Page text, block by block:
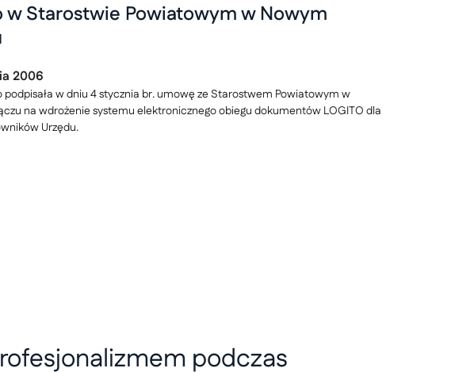
w Starostwie Powiatowym w Nowym
2006
podpisała w dniu 4 stycznia br. umowę ze Starostwem Powiatowym w
na wdrożenie systemu elektronicznego obiegu dokumentów LOGITO dla
Urzędu.
podczas